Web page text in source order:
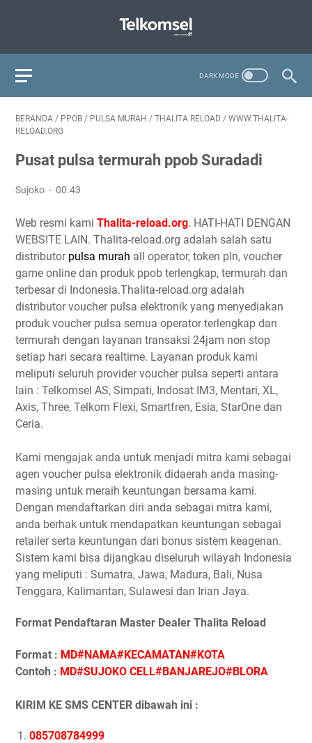
BERANDA / PPOB / PULSA MURAH / THALITA RELOAD / WWW.THALITA-
RELOAD.ORG
Pusat pulsa termurah ppob Suradadi
Sujoko 00.43
Web resmi kami Thalita-reload.org. HATI-HATI DENGAN
WEBSITE LAIN. Thalita-reload.org adalah salah satu
distributor pulsa murah all operator, token pln, voucher
game online dan produk ppob terlengkap, termurah dan
terbesar di Indonesia.Thalita-reload.org adalah
distributor voucher pulsa elektronik yang menyediakan
produk voucher pulsa semua operator terlengkap dan
termurah dengan layanan transaksi 24jam non stop
setiap hari secara realtime. Layanan produk kami
meliputi seluruh provider voucher pulsa seperti antara
lain : Telkomsel AS, Simpati, Indosat IM3, Mentari, XL,
Axis, Three, Telkom Flexi, Smartfren, Esia, StarOne dan
Ceria.
Kami mengajak anda untuk menjadi mitra kami sebagai
agen voucher pulsa elektronik didaerah anda masing-
masing untuk meraih keuntungan bersama kami.
Dengan mendaftarkan diri anda sebagai mitra kami,
anda berhak untuk mendapatkan keuntungan sebagai
retailer serta keuntungan dari bonus sistem keagenan.
Sistem kami bisa dijangkau diseluruh wilayah Indonesia
yang meliputi : Sumatra, Jawa, Madura, Bali, Nusa
Tenggara, Kalimantan, Sulawesi dan Irian Jaya.
Format Pendaftaran Master Dealer Thalita Reload
Format : MD#NAMA#KECAMATAN#KOTA
Contoh : MD#SUJOKO CELL#BANJAREJO#BLORA
KIRIM KE SMS CENTER dibawah ini :
085708784999